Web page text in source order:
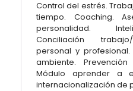
Control del estrés.
tiempo. Coaching.
personalidad.
Conciliación
personal y
ambiente.
Módulo aprender a
internacionalización de